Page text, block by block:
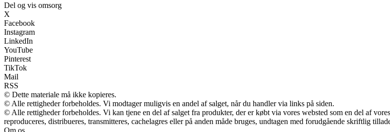
Del og vis omsorg
X
Facebook
Instagram
LinkedIn
YouTube
Pinterest
TikTok
Mail
RSS
© Dette materiale må ikke kopieres.
© Alle rettigheder forbeholdes. Vi modtager muligvis en andel af salget, når du handler via links på siden.
© Alle rettigheder forbeholdes. Vi kan tjene en del af salget fra produkter, der er købt via vores websted som en del af
reproduceres, distribueres, transmitteres, cachelagres eller på anden måde bruges, undtagen med forudgående skriftlig
Om os